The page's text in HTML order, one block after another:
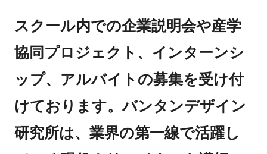
スクール内での企業説明会や産学
協同プロジェクト、インターンシ
ップ、アルバイトの募集を受け付
けております。バンタンデザイン
研究所は、業界の第一線で活躍し